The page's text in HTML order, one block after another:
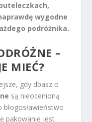
wygodne
podróżnika.
–
MIEĆ?
gdy dbasz o
są nieocenioną
pakowanie jest